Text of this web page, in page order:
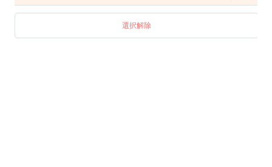
・座裏のベルトは座の沈み込みを抑えるとともに、経
・将来修理することを考えて、着脱しやすく設計され
た張り部。
選択解除